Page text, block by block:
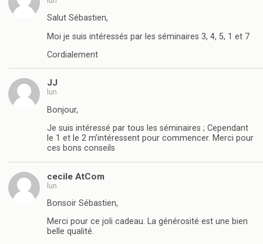
Salut Sébastien,
Moi je suis intéressés par les séminaires 3, 4, 5, 1 et 7
Cordialement
JJ
lun
Bonjour,
Je suis intéressé par tous les séminaires ; Cependant
le 1 et le 2 m’intéressent pour commencer. Merci pour
ces bons conseils
cecile AtCom
lun
Bonsoir Sébastien,
Merci pour ce joli cadeau. La générosité est une bien
belle qualité.